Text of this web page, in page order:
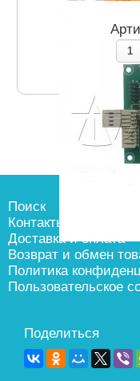
Поиск
Контакты
Доставка и оплата
Возврат и обмен
Политика
Пользовательское
Поделиться